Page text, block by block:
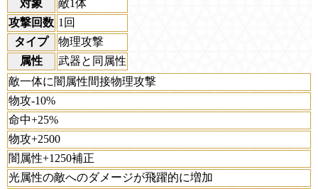
対象
敵1体
攻撃回数 1回
タイプ
物理攻撃
属性
武器と同属性
敵一体に闇属性間接物理攻撃
物攻-10%
命中+25%
物攻+2500
闇属性+1250補正
光属性の敵へのダメージが飛躍的に増加